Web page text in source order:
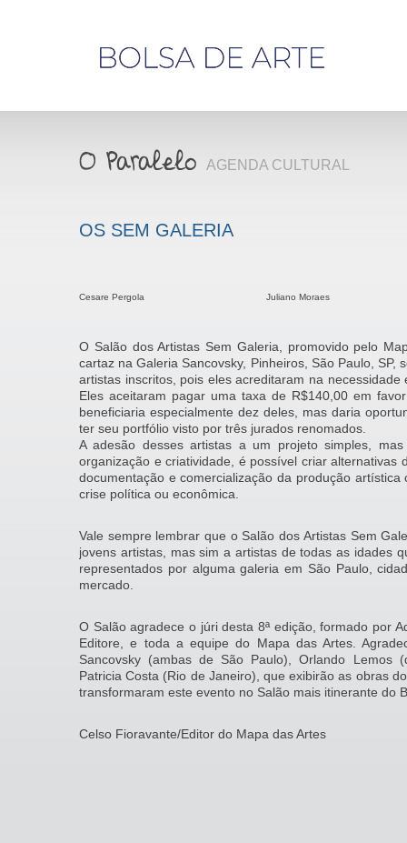
AGENDA CULTURAL
OS SEM GALERIA
Cesare Pergola Juliano Moraes
O Salão dos Artistas Sem Galeria, promovido pelo
cartaz na Galeria Sancovsky, Pinheiros, São Paulo,
artistas inscritos, pois eles acreditaram na
Eles aceitaram pagar uma taxa de R$140,00 em
beneficiaria especialmente dez deles, mas daria
ter seu portfólio visto por três jurados renomados.
A adesão desses artistas a um projeto simples,
organização e criatividade, é possível criar alternativas
documentação e comercialização da produção
crise política ou econômica.
Vale sempre lembrar que o Salão dos Artistas Sem
jovens artistas, mas sim a artistas de todas as idades
representados por alguma galeria em São Paulo,
mercado.
O Salão agradece o júri desta 8ª edição, formado por
Editore, e toda a equipe do Mapa das Artes.
Sancovsky (ambas de São Paulo), Orlando Lemos
Patricia Costa (Rio de Janeiro), que exibirão as obras
transformaram este evento no Salão mais itinerante do
Celso Fioravante/Editor do Mapa das Artes